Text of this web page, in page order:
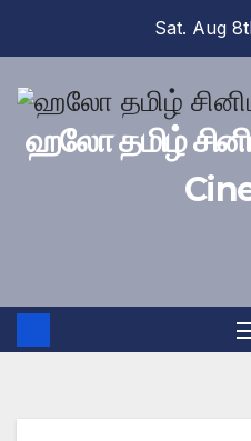
content
Sat. Aug
ஹலோ தமிழ்